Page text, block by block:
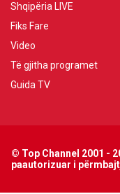
Shqipëria LIVE
Fiks Fare
Video
Të gjitha programet
Guida TV
© Top Channel 2001 -
paautorizuar i